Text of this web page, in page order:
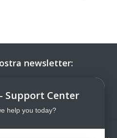
newsletter:
Support Center
help you today?